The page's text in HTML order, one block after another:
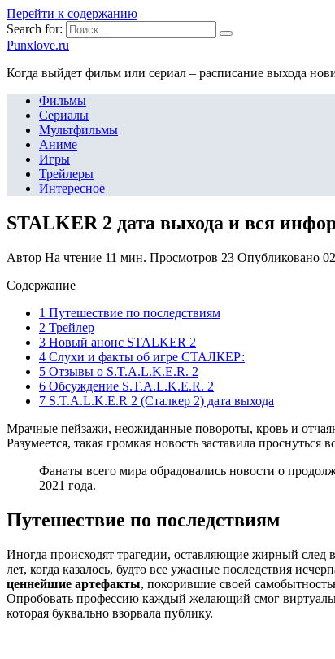
Перейти к содержанию
Search for:
Punxlove.ru
Когда выйдет фильм или сериал – расписание выхода
Фильмы
Сериалы
Мультфильмы
Аниме
Игры
Трейлеры
Интересное
STALKER 2 дата выхода и вся
Автор На чтение 11 мин. Просмотров 23 Опубликовано
Содержание
1 Путешествие по последствиям
2 Трейлер
3 Новый анонс STALKER 2
4 Слухи и факты об игре СТАЛКЕР:
5 Отзывы о S.T.A.L.K.E.R. 2
6 Обсуждение S.T.A.L.K.E.R. 2
7 S.T.A.L.K.E.R 2 (Сталкер 2) дата выхода
Мрачные пейзажи, неожиданные повороты, кровь и
Разумеется, такая громкая новость заставила
Фанаты всего мира обрадовались новости о
2021 года.
Путешествие по последствиям
Иногда происходят трагедии, оставляющие жирный
лет, когда казалось, будто все ужасные последствия
ценнейшие артефакты, покорившие своей
Опробовать профессию каждый желающий смог
которая буквально взорвала публику.